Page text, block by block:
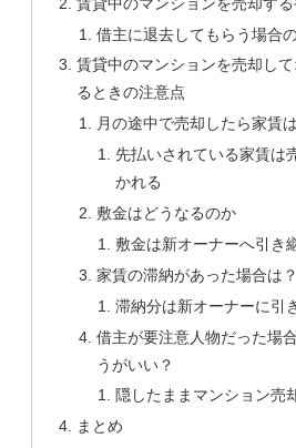
借主に退去してもらう場合
賃貸中のマンションを売却し
るときの注意点
月の途中で売却したら家賃
先払いされている家賃は
かれる
敷金はどうなるのか
敷金は新オーナーへ引き
家賃の滞納があった場合は？
滞納分は新オーナーに引
借主が要注意人物だった場
うがいい？
隠したままマンション売
まとめ